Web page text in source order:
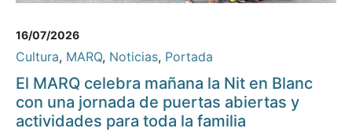
16/07/2026
Cultura, MARQ, Noticias, Portada
El MARQ celebra mañana la Nit en Blanc
con una jornada de puertas abiertas y
actividades para toda la familia